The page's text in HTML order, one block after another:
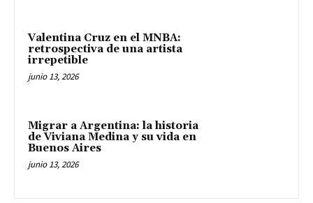
Valentina Cruz en el MNBA:
retrospectiva de una artista
irrepetible
junio 13, 2026
Migrar a Argentina: la historia
de Viviana Medina y su vida en
Buenos Aires
junio 13, 2026